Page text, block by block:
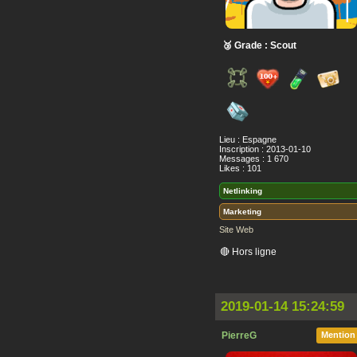
🥉 Grade : Scout
Lieu : Espagne
Inscription : 2013-01-10
Messages : 1 670
Likes : 101
Netlinking
Marketing
Site Web
🔴 Hors ligne
2019-01-14 15:24:59
Mention
PierreG